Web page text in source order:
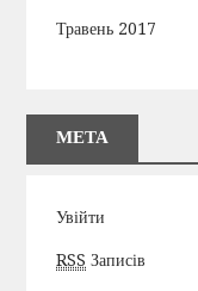
Травень 2017
МЕТА
Увійти
RSS Записів